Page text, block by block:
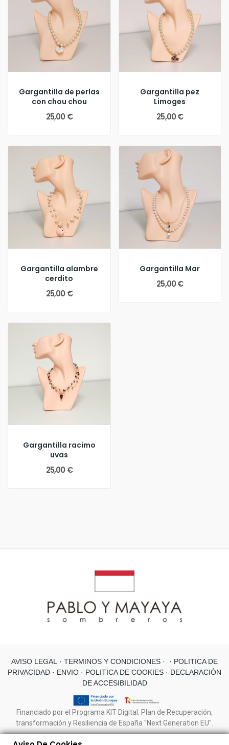
Gargantilla de perlas
con chou chou
25,00 €
Gargantilla pez
Limoges
25,00 €
Gargantilla alambre
cerdito
25,00 €
Gargantilla Mar
25,00 €
Gargantilla racimo
uvas
25,00 €
AVISO LEGAL · TERMINOS Y CONDICIONES ·
· POLITICA DE
PRIVACIDAD · ENVIO · POLITICA DE COOKIES · DECLARACIÓN
DE ACCESIBILIDAD
Financiado por el Programa KIT Digital. Plan de Recuperación,
transformación y Resiliencia de España "Next Generation EU".